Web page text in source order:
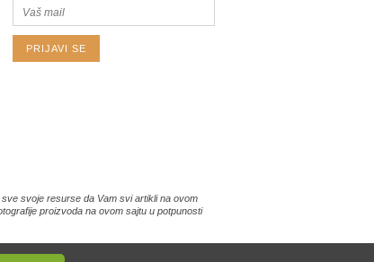
PRIJAVI SE
svoje resurse da Vam svi artikli na ovom
proizvoda na ovom sajtu u potpunosti